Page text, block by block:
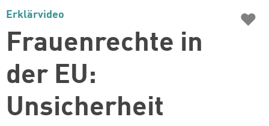
Erklärvideo
Frauenrechte in
der EU:
Unsicherheit
♥